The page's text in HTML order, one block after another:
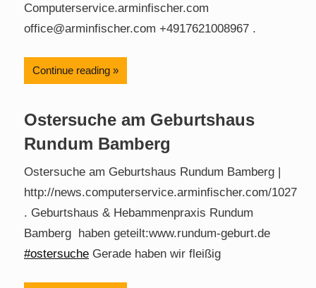
Computerservice.arminfischer.com
office@arminfischer.com +4917621008967 .
Continue reading
Ostersuche am Geburtshaus
Rundum Bamberg
Ostersuche am Geburtshaus Rundum Bamberg |
http://news.computerservice.arminfischer.com/1027
. Geburtshaus & Hebammenpraxis Rundum
Bamberg haben geteilt:www.rundum-geburt.de
#ostersuche Gerade haben wir fleißig